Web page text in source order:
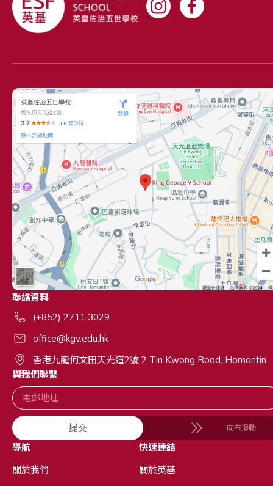
聯絡資料
(+852) 2711 3029
office@kgv.edu.hk
香港九龍何文田天光道2號 2 Tin Kwong Road, Homantin
與我們聯繫
提交 向右滑動
導航
關於我們
快速連結
關於英基